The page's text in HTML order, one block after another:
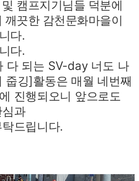
캠프지기님들 덕분에
깨끗한 감천문화마을이
다.
다.
다 되는 SV-day 너도 나
줍깅]활동은 매월 네번째
진행되오니 앞으로도
심과
드립니다.